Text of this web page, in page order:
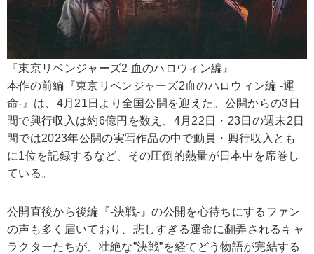
『東京リベンジャーズ2 血のハロウィン編』
本作の前編『東京リベンジャーズ2血のハロウィン編 -運
命-』は、4月21日より全国公開を迎えた。公開からの3日
間で興行収入は約6億円を数え、4月22日・23日の週末2日
間では2023年公開の実写作品の中で動員・興行収入とも
に1位を記録するなど、その圧倒的熱量が日本中を席巻し
ている。
公開直後から後編『-決戦-』の公開を心待ちにするファン
の声も多く届いており、悲しすぎる運命に翻弄されるキャ
ラクターたちが、壮絶な”決戦”を経てどう物語が完結する